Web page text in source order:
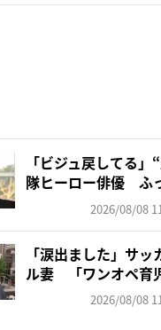
「ビジュ戻してる
隊ヒーロー俳優 ふ
2026/08/08
「涙出ました」サ
ル妻 「ワンオペ育
2026/08/08